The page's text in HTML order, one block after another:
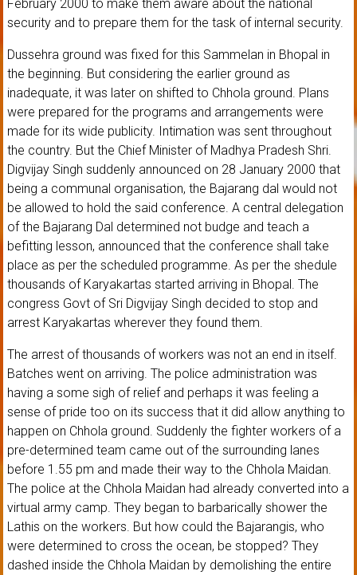
February 2000 to make them aware about the national
security and to prepare them for the task of internal security.
Dussehra ground was fixed for this Sammelan in Bhopal in
the beginning. But considering the earlier ground as
inadequate, it was later on shifted to Chhola ground. Plans
were prepared for the programs and arrangements were
made for its wide publicity. Intimation was sent throughout
the country. But the Chief Minister of Madhya Pradesh Shri.
Digvijay Singh suddenly announced on 28 January 2000 that
being a communal organisation, the Bajarang dal would not
be allowed to hold the said conference. A central delegation
of the Bajarang Dal determined not budge and teach a
befitting lesson, announced that the conference shall take
place as per the scheduled programme. As per the shedule
thousands of Karyakartas started arriving in Bhopal. The
congress Govt of Sri Digvijay Singh decided to stop and
arrest Karyakartas wherever they found them.
The arrest of thousands of workers was not an end in itself.
Batches went on arriving. The police administration was
having a some sigh of relief and perhaps it was feeling a
sense of pride too on its success that it did allow anything to
happen on Chhola ground. Suddenly the fighter workers of a
pre-determined team came out of the surrounding lanes
before 1.55 pm and made their way to the Chhola Maidan.
The police at the Chhola Maidan had already converted into a
virtual army camp. They began to barbarically shower the
Lathis on the workers. But how could the Bajarangis, who
were determined to cross the ocean, be stopped? They
dashed inside the Chhola Maidan by demolishing the entire